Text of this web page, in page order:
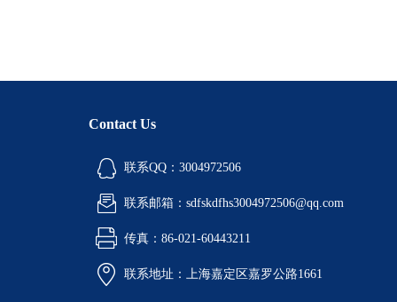
Contact Us
联系QQ：3004972506
联系邮箱：sdfskdfhs3004972506@qq.com
传真：86-021-60443211
联系地址：上海嘉定区嘉罗公路1661